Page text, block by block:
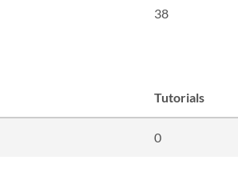
38
Tutorials
0